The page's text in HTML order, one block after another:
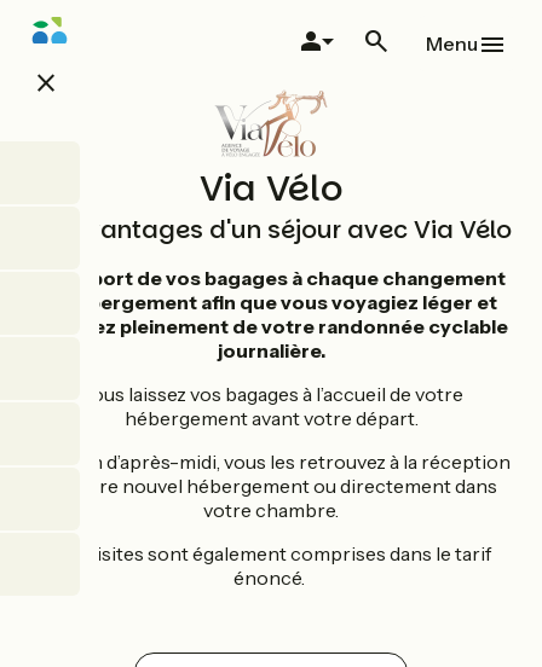
principal
close
Menu
Via Vélo
Les avantages d'un séjour avec Via Vélo
Transport de vos bagages à chaque changement
d’hébergement afin que vous voyagiez léger et
profitiez pleinement de votre randonnée cyclable
journalière.
Vous laissez vos bagages à l’accueil de votre
hébergement avant votre départ.
Et en fin d’après-midi, vous les retrouvez à la réception
de votre nouvel hébergement ou directement dans
votre chambre.
Les visites sont également comprises dans le tarif
énoncé.